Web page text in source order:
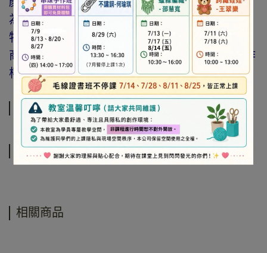
為準。
特價品、客訂商品、毛線、緞帶、繩線、零碼
商品、工具、消耗性商品(如膠類…等)，與著作
權商品(如書籍…等)，恕不接受退換貨。
規格說明
運送方式
相關商品